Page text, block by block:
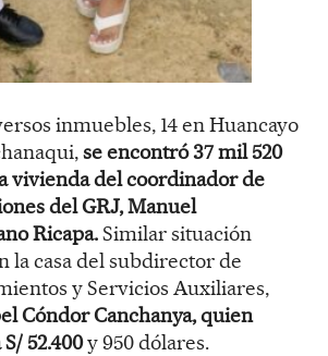
inmuebles, 14 en Huancayo
se encontró 37 mil 520
vivienda del coordinador de
del GRJ, Manuel
Ricapa.Similar situación
la casa del subdirector de
y Servicios Auxiliares,
Cóndor Canchanya, quien
52.400y 950 dólares.